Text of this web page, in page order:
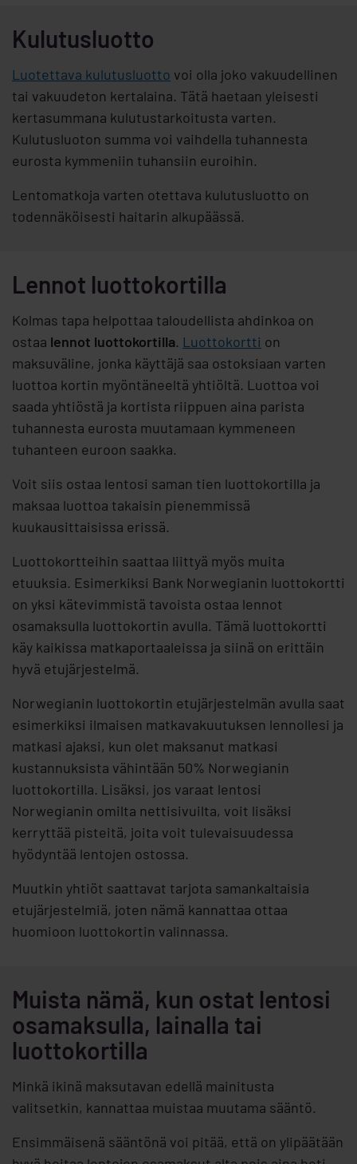
Kulutusluotto
Luotettava kulutusluotto voi olla joko vakuudellinen
tai vakuudeton kertalaina. Tätä haetaan yleisesti
kertasummana kulutustarkoitusta varten.
Kulutusluoton summa voi vaihdella tuhannesta
eurosta kymmeniin tuhansiin euroihin.
Lentomatkoja varten otettava kulutusluotto on
todennäköisesti haitarin alkupäässä.
Lennot luottokortilla
Kolmas tapa helpottaa taloudellista ahdinkoa on
ostaa lennot luottokortilla. Luottokortti on
maksuväline, jonka käyttäjä saa ostoksiaan varten
luottoa kortin myöntäneeltä yhtiöltä. Luottoa voi
saada yhtiöstä ja kortista riippuen aina parista
tuhannesta eurosta muutamaan kymmeneen
tuhanteen euroon saakka.
Voit siis ostaa lentosi saman tien luottokortilla ja
maksaa luottoa takaisin pienemmissä
kuukausittaisissa erissä.
Luottokortteihin saattaa liittyä myös muita
etuuksia. Esimerkiksi Bank Norwegianin luottokortti
on yksi kätevimmistä tavoista ostaa lennot
osamaksulla luottokortin avulla. Tämä luottokortti
käy kaikissa matkaportaaleissa ja siinä on erittäin
hyvä etujärjestelmä.
Norwegianin luottokortin etujärjestelmän avulla saat
esimerkiksi ilmaisen matkavakuutuksen lennollesi ja
matkasi ajaksi, kun olet maksanut matkasi
kustannuksista vähintään 50% Norwegianin
luottokortilla. Lisäksi, jos varaat lentosi
Norwegianin omilta nettisivuilta, voit lisäksi
kerryttää pisteitä, joita voit tulevaisuudessa
hyödyntää lentojen ostossa.
Muutkin yhtiöt saattavat tarjota samankaltaisia
etujärjestelmiä, joten nämä kannattaa ottaa
huomioon luottokortin valinnassa.
Muista nämä, kun ostat lentosi
osamaksulla, lainalla tai
luottokortilla
Minkä ikinä maksutavan edellä mainitusta
valitsetkin, kannattaa muistaa muutama sääntö.
Ensimmäisenä sääntönä voi pitää, että on ylipäätään